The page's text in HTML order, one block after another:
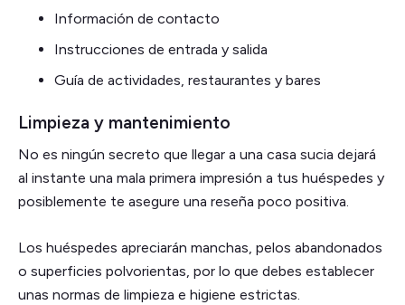
Información de contacto
Instrucciones de entrada y salida
Guía de actividades, restaurantes y bares
Limpieza y mantenimiento
No es ningún secreto que llegar a una casa sucia dejará
al instante una mala primera impresión a tus huéspedes y
posiblemente te asegure una reseña poco positiva.
Los huéspedes apreciarán manchas, pelos abandonados
o superficies polvorientas, por lo que debes establecer
unas normas de limpieza e higiene estrictas.